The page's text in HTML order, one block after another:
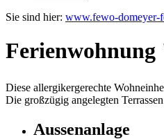
Sie sind hier: www.fewo-domeyer-
Diese allergikergerechte
Die großzügig angelegten
Aussenanlage